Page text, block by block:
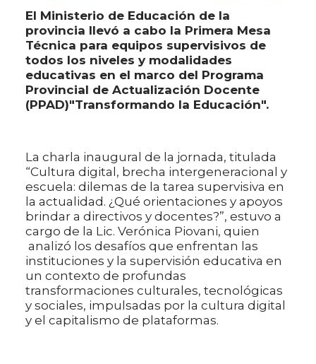
El Ministerio de Educación de la
provincia llevó a cabo la Primera Mesa
Técnica para equipos supervisivos de
todos los niveles y modalidades
educativas en el marco del Programa
Provincial de Actualización Docente
(PPAD)"Transformando la Educación".
La charla inaugural de la jornada, titulada
“Cultura digital, brecha intergeneracional y
escuela: dilemas de la tarea supervisiva en
la actualidad. ¿Qué orientaciones y apoyos
brindar a directivos y docentes?”, estuvo a
cargo de la Lic. Verónica Piovani, quien
analizó los desafíos que enfrentan las
instituciones y la supervisión educativa en
un contexto de profundas
transformaciones culturales, tecnológicas
y sociales, impulsadas por la cultura digital
y el capitalismo de plataformas.